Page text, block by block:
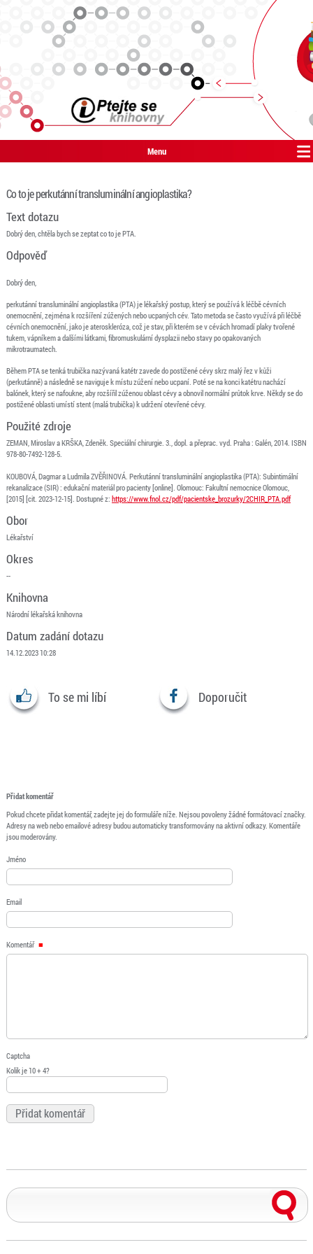
Menu
Co to je perkutánní transluminální angioplastika?
Text dotazu
Dobrý den, chtěla bych se zeptat co to je PTA.
Odpověď
Dobrý den,
perkutánní transluminální angioplastika (PTA) je lékařský postup, který se používá k léčbě cévních
onemocnění, zejména k rozšíření zúžených nebo ucpaných cév. Tato metoda se často využívá při léčbě
cévních onemocnění, jako je ateroskleróza, což je stav, při kterém se v cévách hromadí plaky tvořené
tukem, vápníkem a dalšími látkami, fibromuskulární dysplazii nebo stavy po opakovaných
mikrotraumatech.
Během PTA se tenká trubička nazývaná katétr zavede do postižené cévy skrz malý řez v kůži
(perkutánně) a následně se naviguje k místu zúžení nebo ucpaní. Poté se na konci katétru nachází
balónek, který se nafoukne, aby rozšířil zúženou oblast cévy a obnovil normální průtok krve. Někdy se do
postižené oblasti umístí stent (malá trubička) k udržení otevřené cévy.
Použité zdroje
ZEMAN, Miroslav a KRŠKA, Zdeněk. Speciální chirurgie. 3., dopl. a přeprac. vyd. Praha : Galén, 2014. ISBN
978-80-7492-128-5.
KOUBOVÁ, Dagmar a Ludmila ZVĚŘINOVÁ. Perkutánní transluminální angioplastika (PTA): Subintimální
rekanalizace (SIR) : edukační materiál pro pacienty [online]. Olomouc: Fakultní nemocnice Olomouc,
[2015] [cit. 2023-12-15]. Dostupné z: https://www.fnol.cz/pdf/pacientske_brozurky/2CHIR_PTA.pdf
Obor
Lékařství
Okres
--
Knihovna
Národní lékařská knihovna
Datum zadání dotazu
14.12.2023 10:28
To se mi líbí Doporučit
Přidat komentář
Pokud chcete přidat komentář, zadejte jej do formuláře níže. Nejsou povoleny žádné formátovací značky.
Adresy na web nebo emailové adresy budou automaticky transformovány na aktivní odkazy. Komentáře
jsou moderovány.
Jméno
Email
Komentář
Captcha
Kolik je 10 + 4?